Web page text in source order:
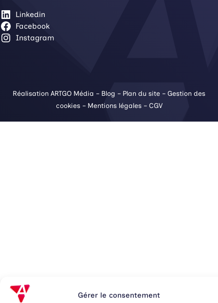
Gérer le consentement
Linkedin
Facebook
Instagram
Réalisation ARTGO Média – Blog – Plan du site – Gestion des
cookies– Mentions légales– CGV